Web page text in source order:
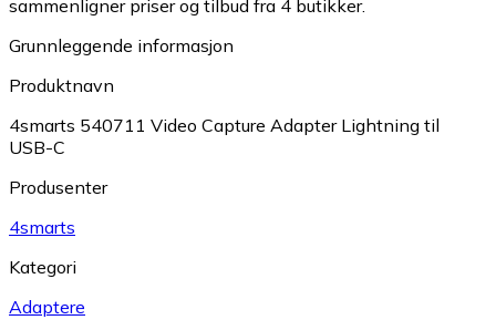
sammenligner priser og tilbud fra 4 butikker.
Grunnleggende informasjon
Produktnavn
4smarts 540711 Video Capture Adapter Lightning til
USB-C
Produsenter
4smarts
Kategori
Adaptere